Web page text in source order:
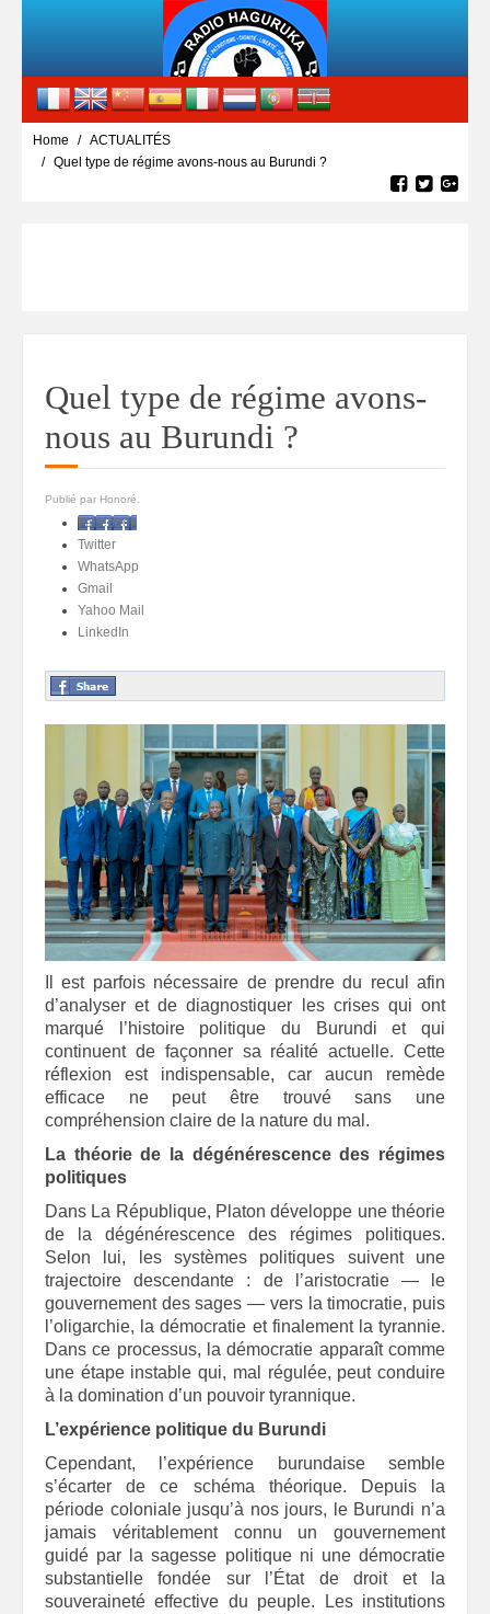
Home
ACTUALITÉS
Quel type de régime avons-nous au Burundi ?
Quel type de régime avons-
nous au Burundi ?
Publié par Honoré.
Facebook
Twitter
WhatsApp
Gmail
Yahoo Mail
LinkedIn
Il est parfois nécessaire de prendre du recul afin
d’analyser et de diagnostiquer les crises qui ont
marqué l’histoire politique du Burundi et qui
continuent de façonner sa réalité actuelle. Cette
réflexion est indispensable, car aucun remède
efficace ne peut être trouvé sans une
compréhension claire de la nature du mal.
La théorie de la dégénérescence des régimes
politiques
Dans La République, Platon développe une théorie
de la dégénérescence des régimes politiques.
Selon lui, les systèmes politiques suivent une
trajectoire descendante : de l’aristocratie — le
gouvernement des sages — vers la timocratie, puis
l’oligarchie, la démocratie et finalement la tyrannie.
Dans ce processus, la démocratie apparaît comme
une étape instable qui, mal régulée, peut conduire
à la domination d’un pouvoir tyrannique.
L’expérience politique du Burundi
Cependant, l’expérience burundaise semble
s’écarter de ce schéma théorique. Depuis la
période coloniale jusqu’à nos jours, le Burundi n’a
jamais véritablement connu un gouvernement
guidé par la sagesse politique ni une démocratie
substantielle fondée sur l’État de droit et la
souveraineté effective du peuple. Les institutions